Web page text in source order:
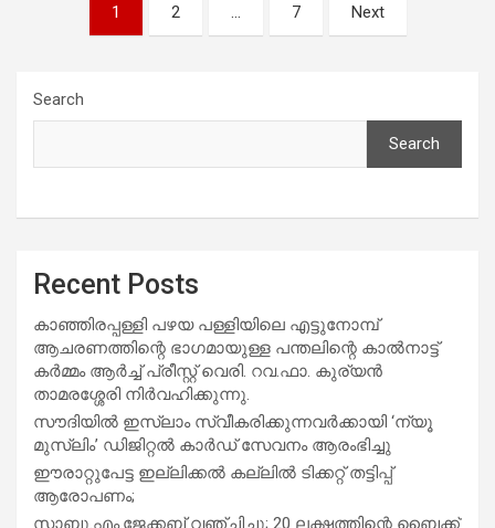
pagination
1 2 … 7 Next
Search
Search
Recent Posts
കാഞ്ഞിരപ്പള്ളി പഴയ പള്ളിയിലെ എട്ടുനോമ്പ്
ആചരണത്തിന്റെ ഭാഗമായുള്ള പന്തലിന്റെ കാൽനാട്ട്
കർമ്മം ആർച്ച് പ്രീസ്റ്റ് വെരി. റവ.ഫാ. കുര്യൻ
താമരശ്ശേരി നിർവഹിക്കുന്നു.
സൗദിയില്‍ ഇസ്‌ലാം സ്വീകരിക്കുന്നവര്‍ക്കായി ‘ന്യൂ
മുസ്ലിം’ ഡിജിറ്റല്‍ കാര്‍ഡ് സേവനം ആരംഭിച്ചു
ഈരാറ്റുപേട്ട ഇല്ലിക്കൽ കല്ലിൽ ടിക്കറ്റ് തട്ടിപ്പ്
ആരോപണം;
സാബു.എം.ജേക്കബ് വഞ്ചിച്ചു; 20 ലക്ഷത്തിന്റെ ബൈക്ക്